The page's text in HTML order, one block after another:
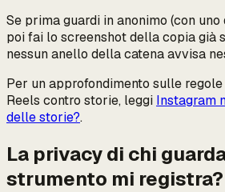
Se prima guardi in anonimo (con
poifai lo screenshot della copia già
nessun anello della catena avvisa
Per un approfondimento sulle
Reels contro storie, leggi Instagram
delle storie?.
La privacy di chi
strumento mi registra?